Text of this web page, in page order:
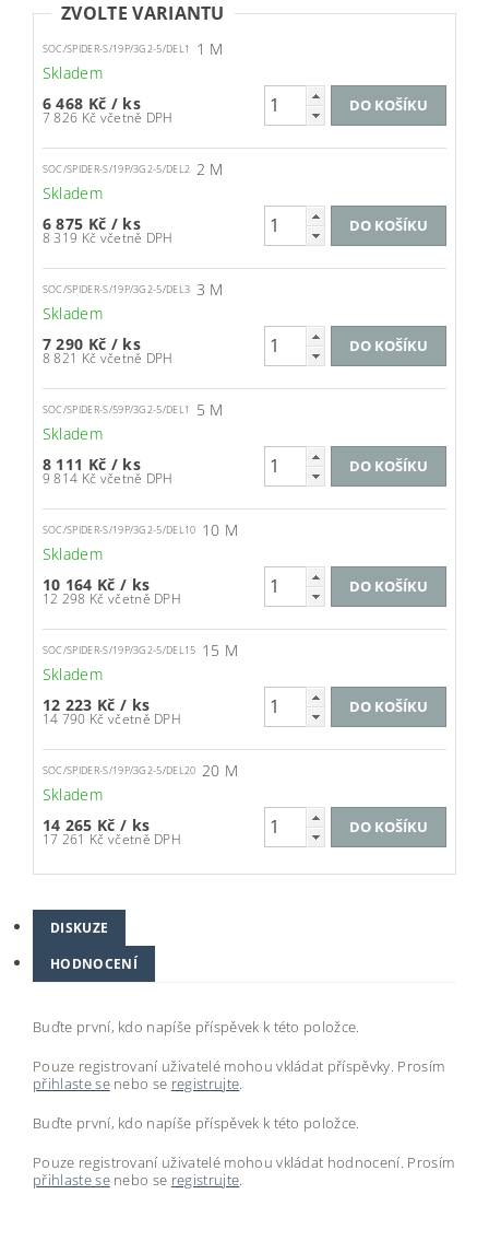
ZVOLTE VARIANTU
SOC/SPIDER-S/19P/3G2-5/DEL1
1 M
Skladem
6 468 Kč / ks
7 826 Kč včetně DPH
SOC/SPIDER-S/19P/3G2-5/DEL2 2 M
Skladem
6 875 Kč / ks
8 319 Kč včetně DPH
SOC/SPIDER-S/19P/3G2-5/DEL3 3 M
Skladem
7 290 Kč / ks
8 821 Kč včetně DPH
SOC/SPIDER-S/59P/3G2-5/DEL1
5 M
Skladem
8 111 Kč / ks
9 814 Kč včetně DPH
SOC/SPIDER-S/19P/3G2-5/DEL10 10 M
Skladem
10 164 Kč / ks
12 298 Kč včetně DPH
SOC/SPIDER-S/19P/3G2-5/DEL15 15 M
Skladem
12 223 Kč / ks
14 790 Kč včetně DPH
SOC/SPIDER-S/19P/3G2-5/DEL20 20 M
Skladem
14 265 Kč / ks
17 261 Kč včetně DPH
DISKUZE
HODNOCENÍ
Buďte první, kdo napíše příspěvek k této položce.
Pouze registrovaní uživatelé mohou vkládat příspěvky. Prosím
přihlaste senebo se registrujte.
Buďte první, kdo napíše příspěvek k této položce.
Pouze registrovaní uživatelé mohou vkládat hodnocení. Prosím
přihlaste senebo se registrujte.